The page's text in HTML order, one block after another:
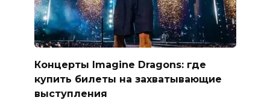
Концерты Imagine Dragons: где
купить билеты на захватывающие
выступления